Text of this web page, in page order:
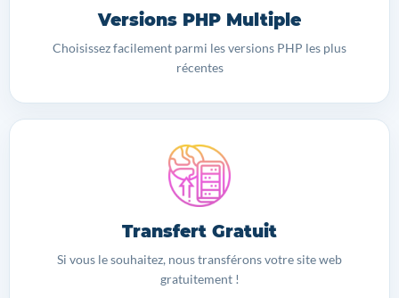
Versions PHP Multiple
Choisissez facilement parmi les versions PHP les plus
récentes
Transfert Gratuit
Si vous le souhaitez, nous transférons votre site web
gratuitement !